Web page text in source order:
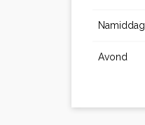
Namiddag
Avond